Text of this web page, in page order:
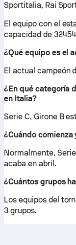
Sportitalia, Rai
El equipo con el
capacidad de
¿Qué equipo es el
El actual campeón
¿En qué categoría
en Italia?
Serie C, Girone B
¿Cuándo comienza
Normalmente,
acaba en abril.
¿Cuántos grupos
Los equipos del
3 grupos.